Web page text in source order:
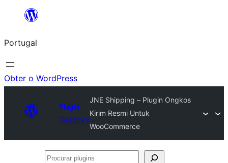
Saltar
o
conteúdo
Portugal
Obter o WordPress
Plugin
Directory
JNE Shipping – Plugin Ongkos
Kirim Resmi Untuk
WooCommerce
Procurar